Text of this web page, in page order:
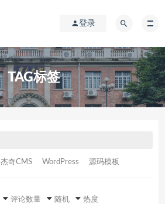
登录
TAG标签
杰奇CMS WordPress 源码模板
评论数量 随机 热度